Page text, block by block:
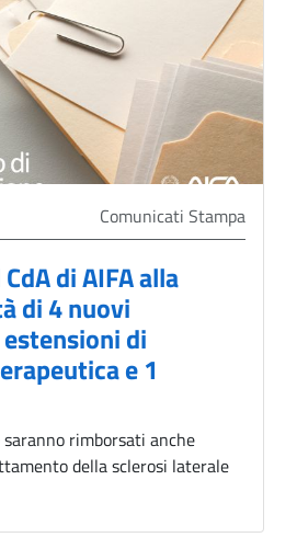
Comunicati Stampa
di AIFA alla
di 4 nuovi
di
e 1
rimborsati anche
della sclerosi laterale